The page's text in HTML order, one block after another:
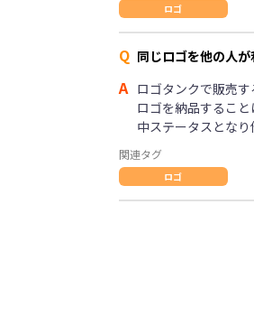
ロゴ
Q 同じロゴを他の人
A ロゴタンクで販売
ロゴを納品するこ
中ステータスとな
関連タグ
ロゴ